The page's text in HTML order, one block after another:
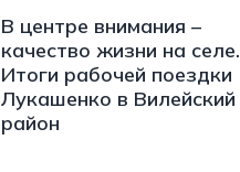
В центре внимания –
качество жизни на селе.
Итоги рабочей поездки
Лукашенко в Вилейский
район